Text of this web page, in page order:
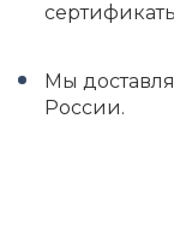
Мы
России.